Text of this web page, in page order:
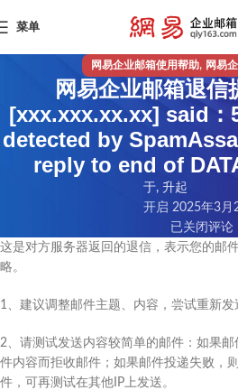
菜单
网易企业邮箱使用帮助, 网易
网易企业邮箱退
[xxx.xxx.xx.xx] said：
detected by
reply to end of
于, 升起
开启 2025年3月
已关闭评论
这是对方服务器返回的退信，表示您的邮
略。
1、建议调整邮件主题、内容，尝试重新发
2、请测试发送内容较简单的邮件：如果
件内容而拒收邮件；如果邮件投递失败，
件，可再测试在其他IP上发送。